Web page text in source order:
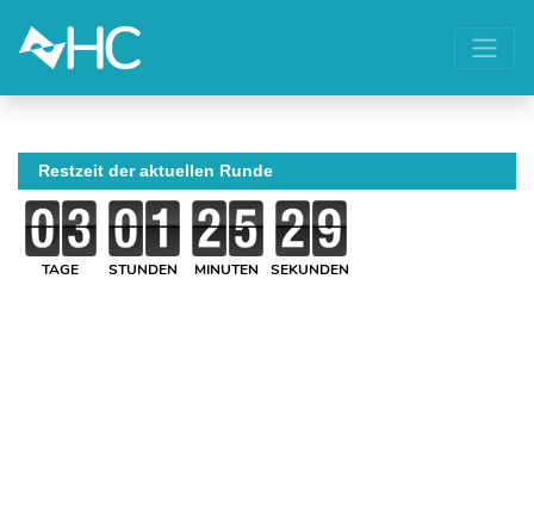
Restzeit der aktuellen Runde
TAGE STUNDEN MINUTEN SEKUNDEN